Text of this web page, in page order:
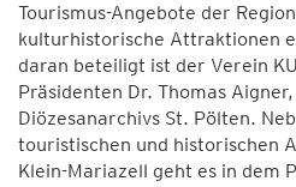
Tourismus-Angebote der
kulturhistorische Attraktionen
daran beteiligt ist der Verein
Präsidenten Dr. Thomas
Diözesanarchivs St. Pölten.
touristischen und historischen
Klein-Mariazell geht es in dem